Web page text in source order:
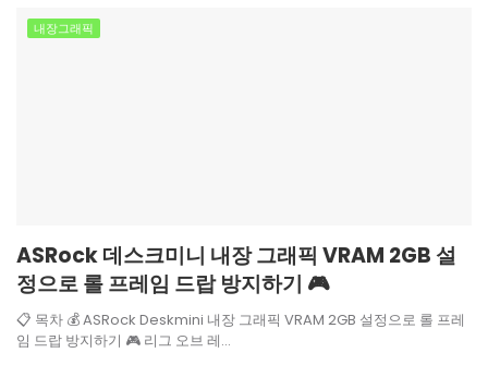
내장그래픽
ASRock 데스크미니 내장 그래픽 VRAM 2GB 설
정으로 롤 프레임 드랍 방지하기 🎮
📋 목차 💰 ASRock Deskmini 내장 그래픽 VRAM 2GB 설정으로 롤 프레
임 드랍 방지하기 🎮 리그 오브 레…